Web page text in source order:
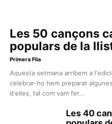
Les 50 cançons
populars de la
Primera Fila
Aquesta setmana arribem a
celebrar-ho hem preparat
d'elles, tal com vam fer...
Les 40